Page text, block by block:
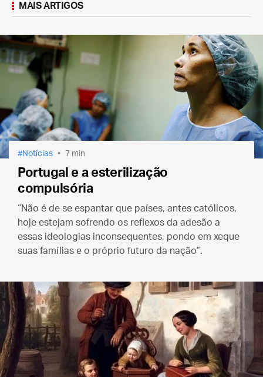
MAIS ARTIGOS
Notícias 7 min
Portugal e a esterilização
compulsória
“Não é de se espantar que países, antes católicos,
hoje estejam sofrendo os reflexos da adesão a
essas ideologias inconsequentes, pondo em xeque
suas famílias e o próprio futuro da nação”.